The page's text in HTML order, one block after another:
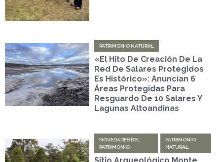
PATRIMONIO NATURAL
«El Hito De Creación De La
Red De Salares Protegidos
Es Histórico»: Anuncian 6
Áreas Protegidas Para
Resguardo De 10 Salares Y
Lagunas Altoandinas
NOVEDADES DEL
PATRIMONIO
PATRIMONIO
NATURAL